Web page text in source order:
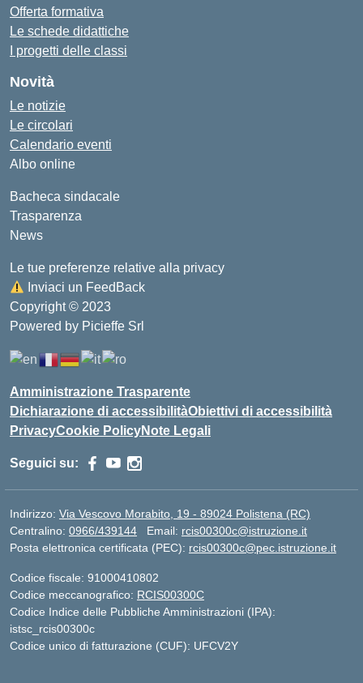
Offerta formativa
Le schede didattiche
I progetti delle classi
Novità
Le notizie
Le circolari
Calendario eventi
Albo online
Bacheca sindacale
Trasparenza
News
Le tue preferenze relative alla privacy
Inviaci un FeedBack
Copyright © 2023
Powered by Picieffe Srl
Amministrazione Trasparente
Dichiarazione di accessibilitàObiettivi di accessibilità
PrivacyCookie PolicyNote Legali
Seguici su:
Indirizzo: Via Vescovo Morabito, 19 - 89024 Polistena (RC)
Centralino: 0966/439144 Email: rcis00300c@istruzione.it
Posta elettronica certificata (PEC): rcis00300c@pec.istruzione.it
Codice fiscale: 91000410802
Codice meccanografico: RCIS00300C
Codice Indice delle Pubbliche Amministrazioni (IPA):
istsc_rcis00300c
Codice unico di fatturazione (CUF): UFCV2Y